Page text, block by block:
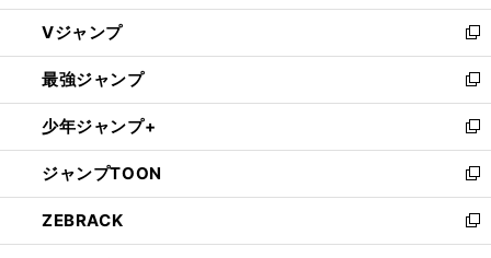
ウ
ィ
ン
ド
ウ
で
開
く
し
い
ウ
ィ
ン
ド
ウ
で
開
く
Vジャンプ
新
し
い
ウ
ィ
ン
ド
ウ
で
開
最強ジャンプ
新
し
い
ウ
ィ
ン
ド
ウ
少年ジャンプ+
新
し
い
ウ
ィ
ン
ジャンプTOON
新
し
い
ウ
ZEBRACK
新
し